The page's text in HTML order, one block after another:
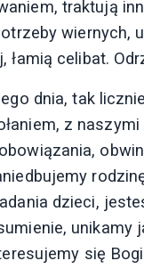
traktują
wiernych,
łamią celibat.
dnia, tak
z
dzieci,
unikamy
się